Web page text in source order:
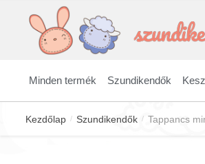
navigation
Minden termék Szundikendők
Kezdőlap / Szundikendők / Tappancs